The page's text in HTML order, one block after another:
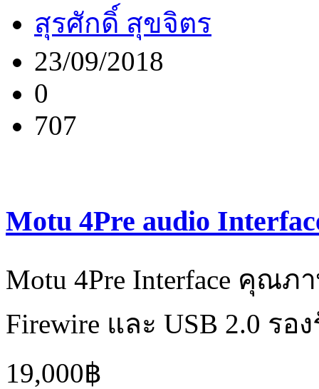
สุรศักดิ์ สุขจิตร
23/09/2018
0
707
Motu 4Pre audio
Motu 4Pre Interface คุณ
Firewire และ USB 2.0 รอ
19,000฿